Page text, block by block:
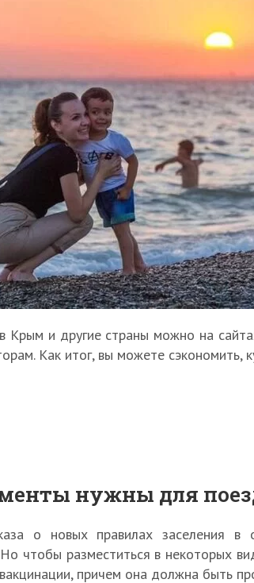
Крым и другие страны можно на
Как итог, вы можете сэкономить,
нужны для
о новых правилах заселения в
чтобы разместиться в некоторых
причем она должна быть